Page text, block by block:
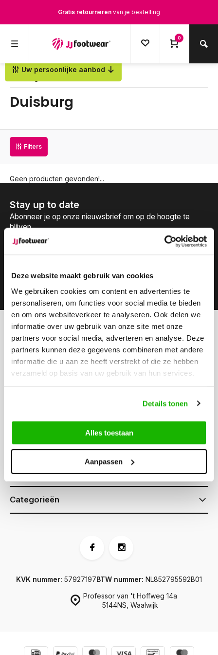
Deze website maakt gebruik van cookies
We gebruiken cookies om content en advertenties te
personaliseren, om functies voor social media te bieden
en om ons websiteverkeer te analyseren. Ook delen we
informatie over uw gebruik van onze site met onze
partners voor social media, adverteren en analyse. Deze
partners kunnen deze gegevens combineren met andere
informatie die u aan ze heeft verstrekt of die ze hebben
verzameld op basis van uw gebruik van hun services.
Details tonen
Alles toestaan
Aanpassen
Gratis retourneren van je bestelling
0
Uw persoonlijke aanbod
Duisburg
Filters
Geen producten gevonden!...
Stay up to date
Abonneer je op onze nieuwsbrief om op de hoogte te
blijven.
Kunnen we helpen?
Klantenservice:
Bel ons
0416-272223
Klantenservice
Informatie
Categorieën
Professor van 't Hoffweg 14a
5144NS, Waalwijk
KVK nummer: 57927197BTW nummer: NL852795592B01